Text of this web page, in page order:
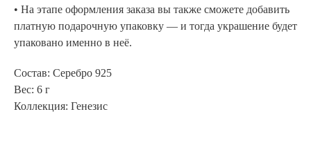
• На этапе оформления заказа вы также сможете добавить
платную подарочную упаковку — и тогда украшение будет
упаковано именно в неё.
Состав: Серебро 925
Вес: 6 г
Коллекция: Генезис
ПОЛИТИКА ИСПОЛЬЗОВАНИЯ ФАЙЛОВ
COOKIE
СОГЛАСИЕ НА ОБРАБОТКУ ПЕРСОНАЛЬНЫХ
КОНФИДЕНЦИАЛЬНОСТИ
ИП СЕЛИВОХИН М.Ю.